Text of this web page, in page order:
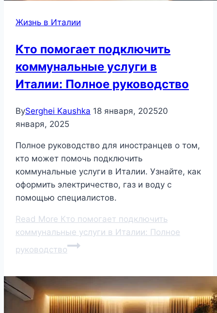
Жизнь в Италии
Кто помогает подключить
коммунальные услуги в
Италии: Полное руководство
BySerghei Kaushka 18 января, 202520
января, 2025
Полное руководство для иностранцев о том,
кто может помочь подключить
коммунальные услуги в Италии. Узнайте, как
оформить электричество, газ и воду с
помощью специалистов.
Read More Кто помогает подключить
коммунальные услуги в Италии: Полное
руководство